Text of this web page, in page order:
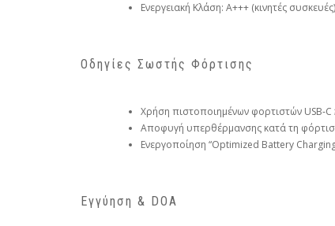
Ενεργειακή Κλάση: A+++ (κινητές συσκευές)
Οδηγίες Σωστής Φόρτισης
Χρήση πιστοποιημένων φορτιστών USB‑C
Αποφυγή υπερθέρμανσης κατά τη
Ενεργοποίηση “Optimized Battery
Εγγύηση & DOA